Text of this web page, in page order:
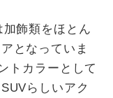
飾類をほとん
となっていま
トカラーとして
らしいアク